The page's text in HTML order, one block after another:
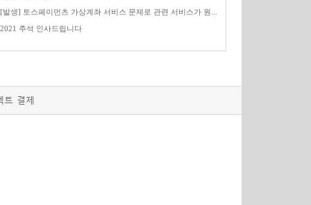
[발생] 토스페이먼츠 가상계좌 서비스 문제로 관련 서비스가 원...
2021 추석 인사드립니다
트 결제